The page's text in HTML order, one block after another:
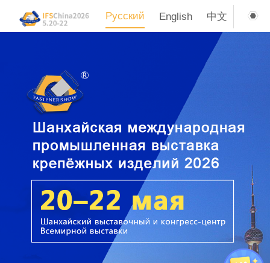
Русский English 中文